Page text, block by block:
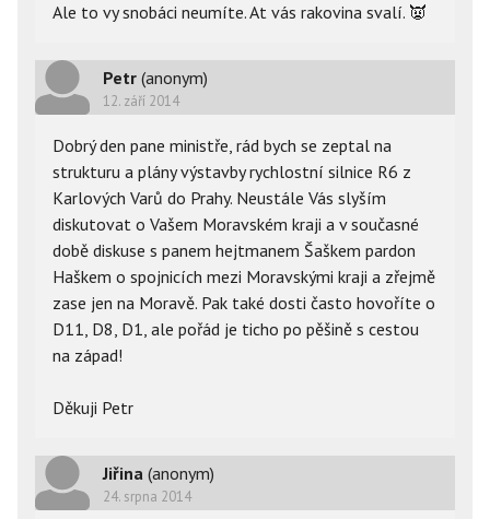
Ale to vy snobáci neumíte. At vás rakovina svalí. 👿
Petr (anonym)
12. září 2014
Dobrý den pane ministře, rád bych se zeptal na
strukturu a plány výstavby rychlostní silnice R6 z
Karlových Varů do Prahy. Neustále Vás slyším
diskutovat o Vašem Moravském kraji a v současné
době diskuse s panem hejtmanem Šaškem pardon
Haškem o spojnicích mezi Moravskými kraji a zřejmě
zase jen na Moravě. Pak také dosti často hovoříte o
D11, D8, D1, ale pořád je ticho po pěšině s cestou
na západ!
Děkuji Petr
Jiřina (anonym)
24. srpna 2014